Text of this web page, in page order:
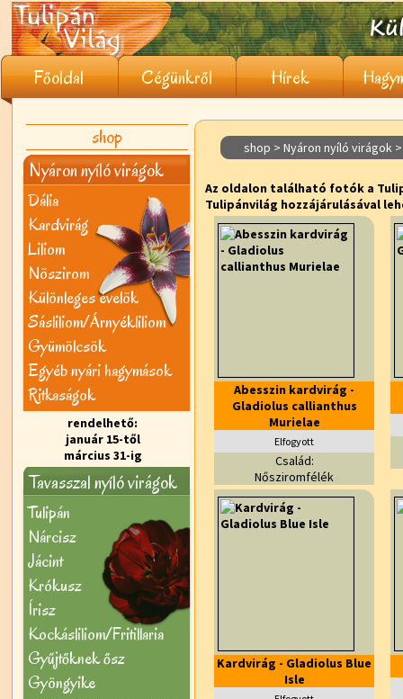
Főoldal Cégünkről Hírek
shop
Nyáron nyíló virágok
Dália
Kardvirág
Liliom
Nõszirom
Különleges évelõk
Sásliliom/Árnyékliliom
Gyümölcsök
Egyéb nyári hagymások
Ritkaságok
rendelhető:
január 15-től
március 31-ig
Tavasszal nyíló virágok
Tulipán
Nárcisz
Jácint
Krókusz
Írisz
Kockásliliom/Fritillaria
Gyűjtőknek ősz
Gyöngyike
shop > Nyáron nyíló virágok
Az oldalon található fotók a
Tulipánvilág hozzájárulásával
Abesszin kardvirág -
Gladiolus callianthus
Murielae
Elfogyott
Család:
Nősziromfélék
Kardvirág - Gladiolus Blue
Isle